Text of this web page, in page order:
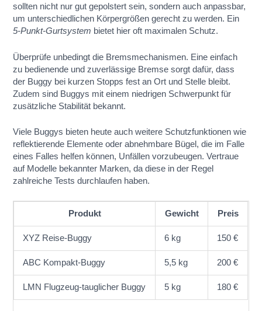
sollten nicht nur gut gepolstert sein, sondern auch anpassbar,
um unterschiedlichen Körpergrößen gerecht zu werden. Ein
5-Punkt-Gurtsystem bietet hier oft maximalen Schutz.
Überprüfe unbedingt die Bremsmechanismen. Eine einfach
zu bedienende und zuverlässige Bremse sorgt dafür, dass
der Buggy bei kurzen Stopps fest an Ort und Stelle bleibt.
Zudem sind Buggys mit einem niedrigen Schwerpunkt für
zusätzliche Stabilität bekannt.
Viele Buggys bieten heute auch weitere Schutzfunktionen wie
reflektierende Elemente oder abnehmbare Bügel, die im Falle
eines Falles helfen können, Unfällen vorzubeugen. Vertraue
auf Modelle bekannter Marken, da diese in der Regel
zahlreiche Tests durchlaufen haben.
Produkt Gewicht Preis
XYZ Reise-Buggy 6 kg 150 €
ABC Kompakt-Buggy 5,5 kg 200 €
LMN Flugzeug-tauglicher Buggy 5 kg 180 €